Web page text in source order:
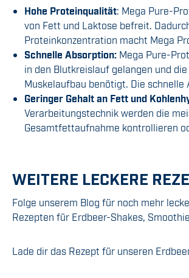
Hohe Proteinqualität: Mega Pure-
von Fett und Laktose befreit.
Proteinkonzentration macht Mega
Schnelle Absorption: Mega Pure-
in den Blutkreislauf gelangen und
Muskelaufbau benötigt. Die
Geringer Gehalt an Fett und
Verarbeitungstechnik werden die
Gesamtfettaufnahme kontrollieren
WEITERE LECKERE
Folge unserem Blog für noch mehr
Rezepten für Erdbeer-Shakes,
Lade dir das Rezept für unseren